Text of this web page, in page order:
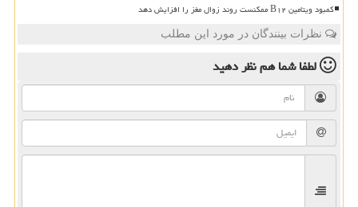
کمبود ویتامین B۱۲ ممکنست روند زوال مغز را افزایش دهد
نظرات بینندگان در مورد این مطلب
لطفا شما همنظر دهید